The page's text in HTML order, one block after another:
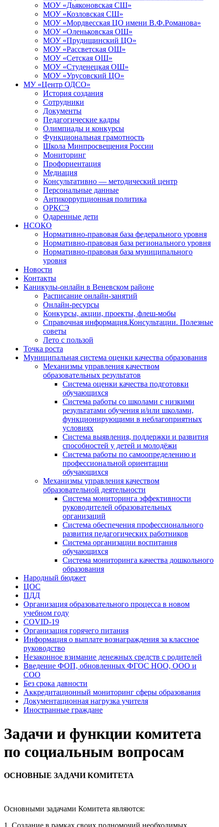
МОУ «Дьяконовская СШ»
МОУ «Козловская СШ»
МОУ «Мордвесская ЦО имени В.Ф.Романова»
МОУ «Оленьковская ОШ»
МОУ «Прудищинский ЦО»
МОУ «Рассветская ОШ»
МОУ «Сетская ОШ»
МОУ «Студенецкая ОШ»
МОУ «Урусовский ЦО»
МУ «Центр ОДСО»
История создания
Сотрудники
Документы
Педагогические кадры
Олимпиады и конкурсы
Функциональная грамотность
Школа Минпросвещения России
Мониторинг
Профориентация
Медиация
Консультативно — методический центр
Персональные данные
Антикоррупционная политика
ОРКСЭ
Одаренные дети
НСОКО
Нормативно-правовая база федерального уровня
Нормативно-правовая база регионального уровня
Нормативно-правовая база муниципального
уровня
Новости
Контакты
Каникулы-онлайн в Веневском районе
Расписание онлайн-занятий
Онлайн-ресурсы
Конкурсы, акции, проекты, флеш-мобы
Справочная информация.Консультации. Полезные
советы
Лето с пользой
Точка роста
Муниципальная система оценки качества образования
Механизмы управления качеством
образовательных результатов
Система оценки качества подготовки
обучающихся
Система работы со школами с низкими
результатами обучения и/или школами,
функционирующими в неблагоприятных
условиях
Система выявления, поддержки и развития
способностей у детей и молодёжи
Система работы по самоопределению и
профессиональной ориентации
обучающихся
Механизмы управления качеством
образовательной деятельности
Система мониторинга эффективности
руководителей образовательных
организаций
Система обеспечения профессионального
развития педагогических работников
Система организации воспитания
обучающихся
Система мониторинга качества дошкольного
образования
Народный бюджет
ЦОС
ПДД
Организация образовательного процесса в новом
учебном году
COVID-19
Организация горячего питания
Информация о выплате вознаграждения за классное
руководство
Незаконное взимание денежных средств с родителей
Введение ФОП, обновленных ФГОС НОО, ООО и
СОО
Без срока давности
Аккредитационный мониторинг сферы образования
Документационная нагрузка учителя
Иностранные граждане
Задачи и функции комитета
по социальным вопросам
ОСНОВНЫЕ ЗАДАЧИ КОМИТЕТА
Основными задачами Комитета являются: